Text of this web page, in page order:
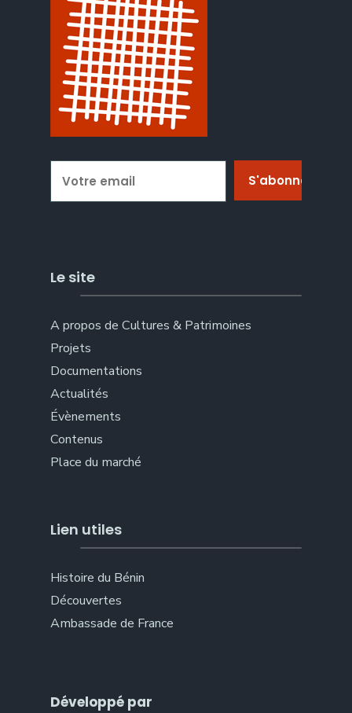
Le site
A propos de Cultures & Patrimoines
Projets
Documentations
Actualités
Évènements
Contenus
Place du marché
Lien utiles
Histoire du Bénin
Découvertes
Ambassade de France
Développé par